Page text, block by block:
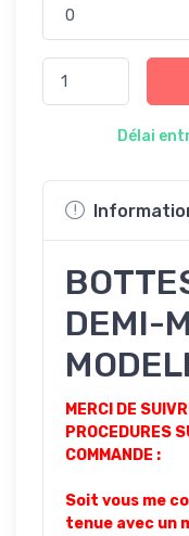
Délai
DEMI-
MERCI DE
PROCEDURES
COMMANDE :
Soit vous me
tenue avec un